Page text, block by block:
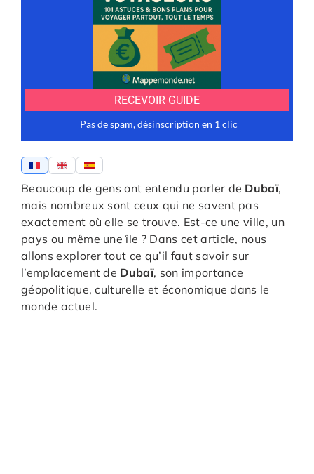
Beaucoup de gens ont entendu parler de Dubaï,
mais nombreux sont ceux qui ne savent pas
exactement où elle se trouve. Est-ce une ville, un
pays ou même une île ? Dans cet article, nous
allons explorer tout ce qu’il faut savoir sur
l’emplacement de Dubaï, son importance
géopolitique, culturelle et économique dans le
monde actuel.